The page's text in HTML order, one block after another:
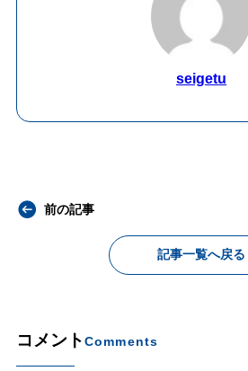
seigetu
前の記事
記事一覧へ戻る
コメントComments